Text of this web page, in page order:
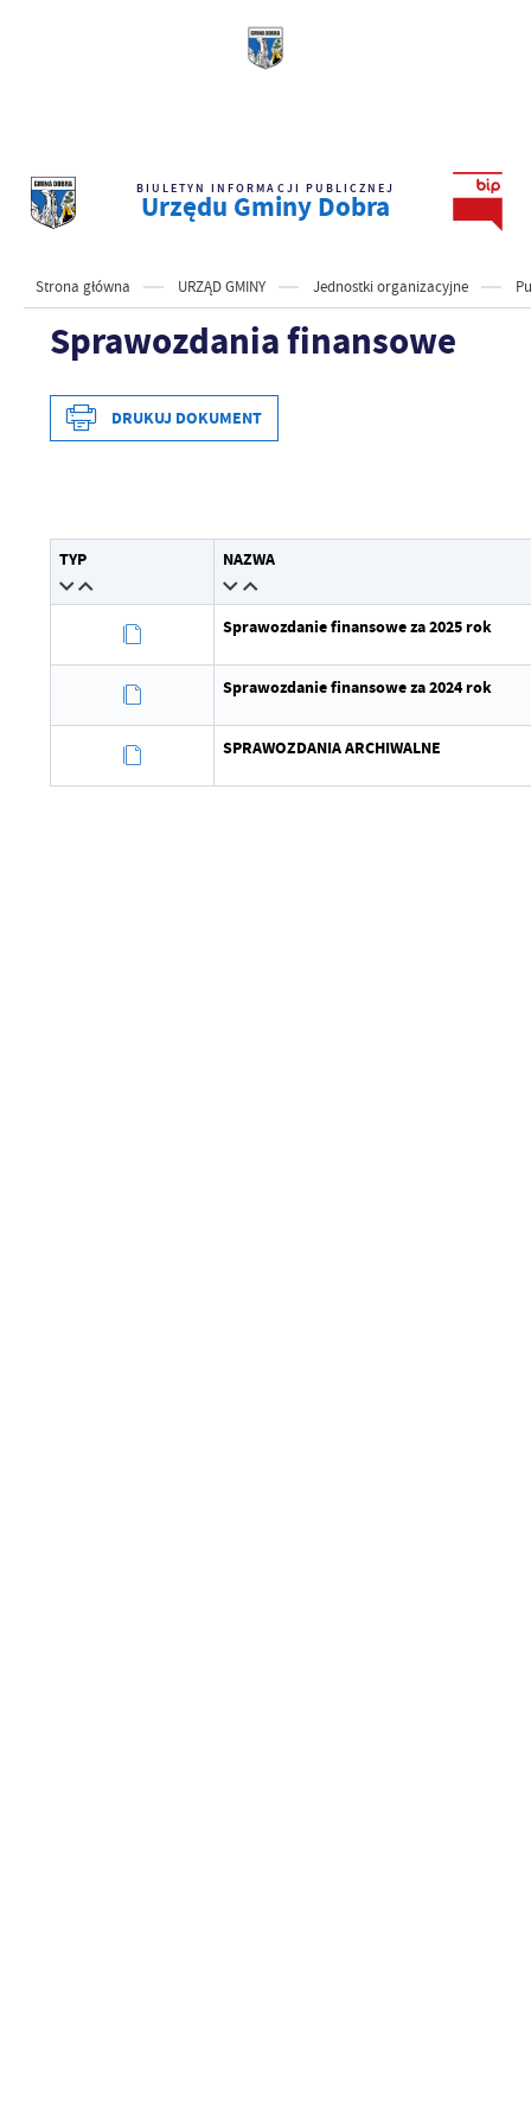
BIULETYN INFORMACJI PUBLICZNEJ
Urzędu Gminy Dobra
Strona główna URZĄD GMINY Jednostki organizacyjne
Sprawozdania finansowe
Wytworzył
Opublikował
Data ostatniej aktualizacji
DRUKUJ DOKUMENT
TYP NAZWA
Sprawozdanie finansowe za 2025 rok
Sprawozdanie finansowe za 2024 rok
SPRAWOZDANIA ARCHIWALNE